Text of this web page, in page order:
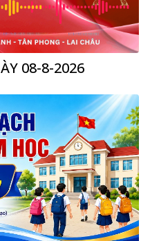
08-8-2026